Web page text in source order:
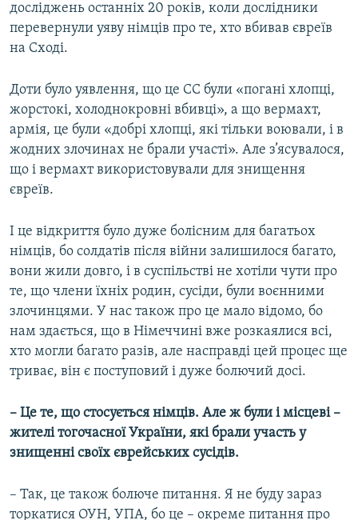
досліджень останніх 20 років, коли дослідники
перевернули уяву німців про те, хто вбивав євреїв
на Сході.
Доти було уявлення, що це СС були «погані хлопці,
жорстокі, холоднокровні вбивці», а що вермахт,
армія, це були «добрі хлопці, які тільки воювали, і в
жодних злочинах не брали участі». Але з’ясувалося,
що і вермахт використовували для знищення
євреїв.
І це відкриття було дуже болісним для багатьох
німців, бо солдатів після війни залишилося багато,
вони жили довго, і в суспільстві не хотіли чути про
те, що члени їхніх родин, сусіди, були воєнними
злочинцями. У нас також про це мало відомо, бо
нам здається, що в Німеччині вже розкаялися всі,
хто могли багато разів, але насправді цей процес ще
триває, він є поступовий і дуже болючий досі.
– Це те, що стосується німців. Але ж були і місцеві –
жителі тогочасної України, які брали участь у
знищенні своїх єврейських сусідів.
– Так, це також болюче питання. Я не буду зараз
торкатися ОУН, УПА, бо це – окреме питання про